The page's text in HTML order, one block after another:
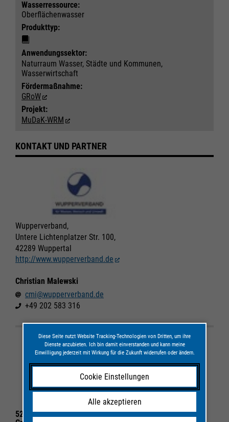
Wasser­ressource:
Oberflächenwasser
Produkttyp:
Anwendungs­sektor:
Naturraum Wasser, Städte und Kommunen,
Wasserwirtschaft
Fördermaßnahme:
GRoW
Projekt:
MuDaK-WRM
KONTAKT UND PARTNER
Wupperverband,
Untere Lichtenplatzer Str. 100,
42289 Wuppertal
http://www.wupperverband.de
Christian Malewski
cmi@wupperverband.de
+49 202 583 316
52°North Initiative for Geospatial Open Source Software
Diese Seite nutzt Website Tracking-Technologien von Dritten, um ihre
Dienste anzubieten. Ich bin damit einverstanden und kann meine
Einwilligung jederzeit mit Wirkung für die Zukunft widerrufen oder ändern.
Cookie Einstellungen
Alle akzeptieren